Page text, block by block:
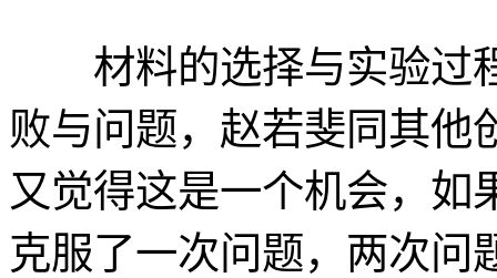
材料的选择与实验过
败与问题，赵若斐同其他
又觉得这是一个机会，如
克服了一次问题，两次问